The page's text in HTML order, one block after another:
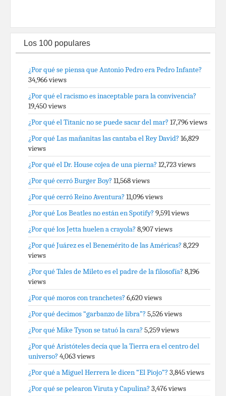
Los 100 populares
¿Por qué se piensa que Antonio Pedro era Pedro Infante?
34,966 views
¿Por qué el racismo es inaceptable para la convivencia?
19,450 views
¿Por qué el Titanic no se puede sacar del mar? 17,796 views
¿Por qué Las mañanitas las cantaba el Rey David? 16,829
views
¿Por qué el Dr. House cojea de una pierna? 12,723 views
¿Por qué cerró Burger Boy? 11,568 views
¿Por qué cerró Reino Aventura? 11,096 views
¿Por qué Los Beatles no están en Spotify? 9,591 views
¿Por qué los Jetta huelen a crayola? 8,907 views
¿Por qué Juárez es el Benemérito de las Américas? 8,229
views
¿Por qué Tales de Mileto es el padre de la filosofía? 8,196
views
¿Por qué moros con tranchetes? 6,620 views
¿Por qué decimos “garbanzo de libra”? 5,526 views
¿Por qué Mike Tyson se tatuó la cara? 5,259 views
¿Por qué Aristóteles decía que la Tierra era el centro del
universo? 4,063 views
¿Por qué a Miguel Herrera le dicen “El Piojo”? 3,845 views
¿Por qué se pelearon Viruta y Capulina? 3,476 views